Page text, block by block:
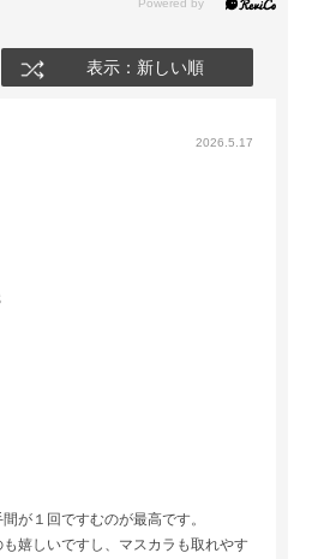
表示：新しい順
2026.5.17
が１回ですむのが最高です。
嬉しいですし、マスカラも取れやす